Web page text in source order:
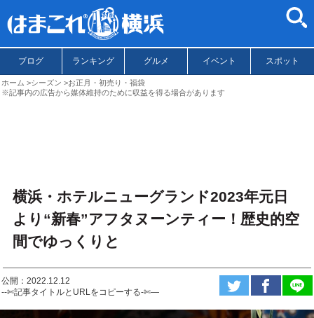
ブログ ランキング グルメ イベント スポット
ホーム シーズン
お正月・初売り・福袋
※記事内の広告から媒体維持のために収益を得る場合があります
横浜・ホテルニューグランド2023年元日
より“新春”アフタヌーンティー！歴史的空
間でゆっくりと
公開：2022.12.12
--✄記事タイトルとURLをコピーする-✄—